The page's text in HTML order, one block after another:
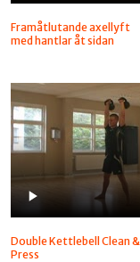
Framåtlutande axellyft
med hantlar åt sidan
Double Kettlebell Clean &
Press